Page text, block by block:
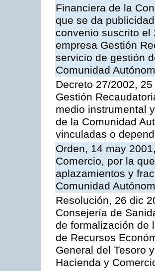
Financiera de la
que se da
convenio suscrito el
empresa Gestión
servicio de gestión
Comunidad
Decreto 27/2002,
Gestión
medio instrumental
de la Comunidad
vinculadas o
Orden, 14 may
Comercio, por la
aplazamientos y
Comunidad
Resolución, 26 dic
Consejería de
de formalización de
de Recursos
General del Tesoro
Hacienda y